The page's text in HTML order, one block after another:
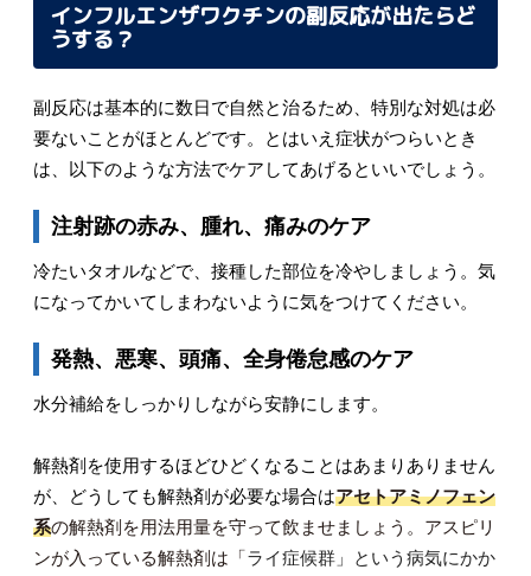
インフルエンザワクチンの副反応が出たらど
うする？
副反応は基本的に数日で自然と治るため、特別な対処は必
要ないことがほとんどです。とはいえ症状がつらいとき
は、以下のような方法でケアしてあげるといいでしょう。
注射跡の赤み、腫れ、痛みのケア
冷たいタオルなどで、接種した部位を冷やしましょう。気
になってかいてしまわないように気をつけてください。
発熱、悪寒、頭痛、全身倦怠感のケア
水分補給をしっかりしながら安静にします。
解熱剤を使用するほどひどくなることはあまりありません
が、どうしても解熱剤が必要な場合はアセトアミノフェン
系の解熱剤を用法用量を守って飲ませましょう。アスピリ
ンが入っている解熱剤は「ライ症候群」という病気にかか